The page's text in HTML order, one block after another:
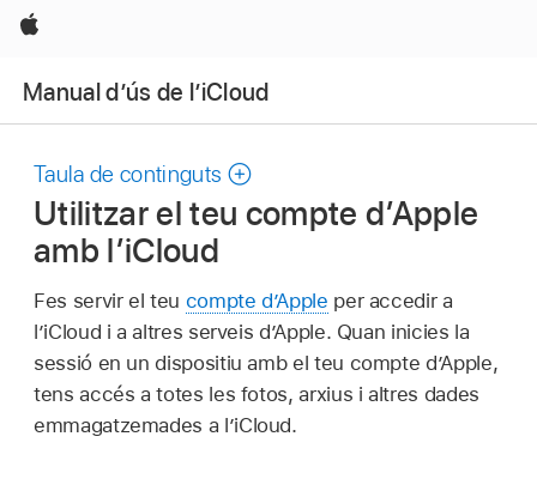
Apple
Manual d’ús de l’iCloud
Taula de continguts
Utilitzar el teu compte d’Apple
amb l’iCloud
Fes servir el teu compte d’Apple per accedir a
l’iCloud i a altres serveis d’Apple. Quan inicies la
sessió en un dispositiu amb el teu compte d’Apple,
tens accés a totes les fotos, arxius i altres dades
emmagatzemades a l’iCloud.